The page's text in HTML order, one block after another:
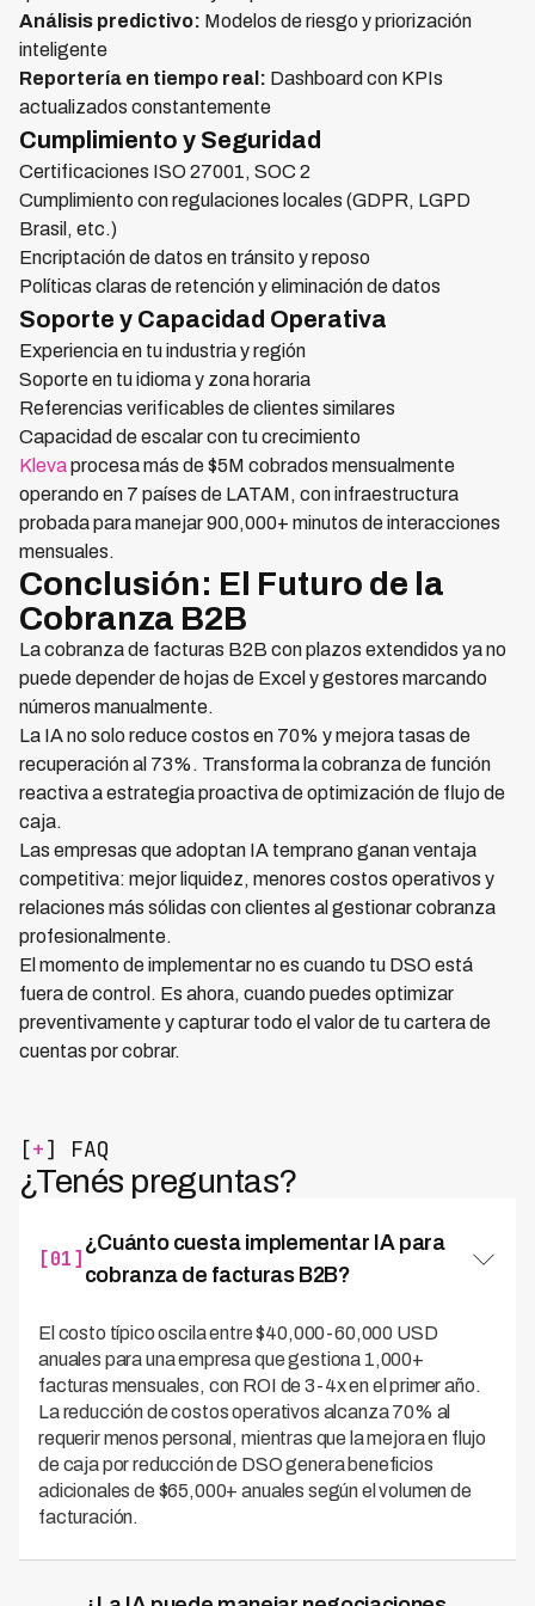
Análisis predictivo: Modelos de riesgo y priorización
inteligente
Reportería en tiempo real: Dashboard con KPIs
actualizados constantemente
Cumplimiento y Seguridad
Certificaciones ISO 27001, SOC 2
Cumplimiento con regulaciones locales (GDPR, LGPD
Brasil, etc.)
Encriptación de datos en tránsito y reposo
Políticas claras de retención y eliminación de datos
Soporte y Capacidad Operativa
Experiencia en tu industria y región
Soporte en tu idioma y zona horaria
Referencias verificables de clientes similares
Capacidad de escalar con tu crecimiento
Klevaprocesa más de $5M cobrados mensualmente
operando en 7 países de LATAM, con infraestructura
probada para manejar 900,000+ minutos de interacciones
mensuales.
Conclusión: El Futuro de la
Cobranza B2B
La cobranza de facturas B2B con plazos extendidos ya no
puede depender de hojas de Excel y gestores marcando
números manualmente.
La IA no solo reduce costos en 70% y mejora tasas de
recuperación al 73%. Transforma la cobranza de función
reactiva a estrategia proactiva de optimización de flujo de
caja.
Las empresas que adoptan IA temprano ganan ventaja
competitiva: mejor liquidez, menores costos operativos y
relaciones más sólidas con clientes al gestionar cobranza
profesionalmente.
El momento de implementar no es cuando tu DSO está
fuera de control. Es ahora, cuando puedes optimizar
preventivamente y capturar todo el valor de tu cartera de
cuentas por cobrar.
[+] FAQ
¿Tenés preguntas?
[01]
¿Cuánto cuesta implementar IA para
cobranza de facturas B2B?
El costo típico oscila entre $40,000-60,000 USD
anuales para una empresa que gestiona 1,000+
facturas mensuales, con ROI de 3-4x en el primer año.
La reducción de costos operativos alcanza 70% al
requerir menos personal, mientras que la mejora en flujo
de caja por reducción de DSO genera beneficios
adicionales de $65,000+ anuales según el volumen de
facturación.